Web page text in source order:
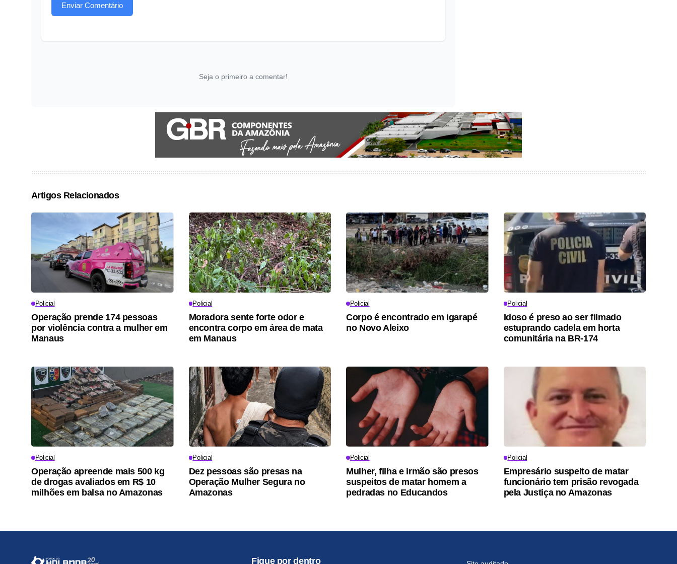
Enviar Comentário
Seja o primeiro a comentar!
Artigos Relacionados
Policial
Operação prende 174 pessoas
por violência contra a mulher em
Manaus
Policial
Moradora sente forte odor e
encontra corpo em área de mata
em Manaus
Policial
Corpo é encontrado em igarapé
no Novo Aleixo
Policial
Idoso é preso ao ser filmado
estuprando cadela em horta
comunitária na BR-174
Policial
Operação apreende mais 500 kg
de drogas avaliados em R$ 10
milhões em balsa no Amazonas
Policial
Dez pessoas são presas na
Operação Mulher Segura no
Amazonas
Policial
Mulher, filha e irmão são presos
suspeitos de matar homem a
pedradas no Educandos
Policial
Empresário suspeito de matar
funcionário tem prisão revogada
pela Justiça no Amazonas
Fique por dentro